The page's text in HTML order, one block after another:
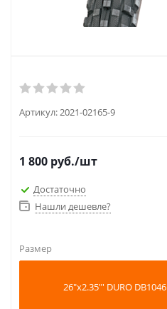
Артикул:2021-02165-9
1 800 руб./шт
Достаточно
Нашли дешевле?
Размер
26"x2.35"' DURO DB1046